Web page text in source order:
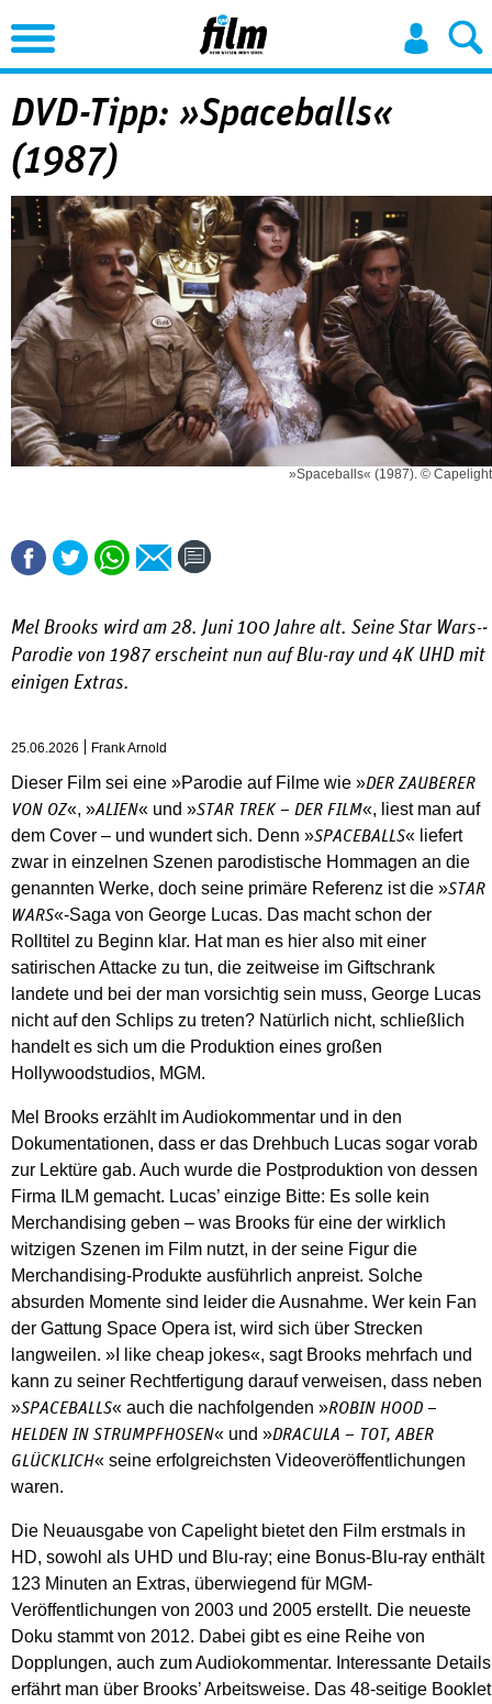
Jump to Navigation
DVD-Tipp: »Spaceballs«
(1987)
»Spaceballs« (1987). © Capelight
Mel Brooks wird am 28. Juni 100 Jahre alt. Seine Star Wars-­
Parodie von 1987 erscheint nun auf Blu-ray und 4K UHD mit
einigen Extras.
25.06.2026 Frank Arnold
Dieser Film sei eine »Pa­rodie auf Filme wie »DER ZAUBERER
VON OZ«, ­»ALIEN« und »STAR TREK – DER FILM«, liest man auf
dem Cover – und wundert sich. Denn »SPACEBALLS« liefert
zwar in einzelnen Szenen parodistische Hommagen an die
genannten Werke, doch seine primäre Referenz ist die »STAR
WARS«-Saga von George Lucas. Das macht schon der
Rolltitel zu Beginn klar. Hat man es hier also mit einer
satirischen Attacke zu tun, die zeitweise im Giftschrank
landete und bei der man vorsichtig sein muss, ­George Lucas
nicht auf den Schlips zu treten? Natürlich nicht, schließlich
handelt es sich um die Produktion eines großen
Hollywoodstudios, MGM.
Mel Brooks erzählt im Audiokommentar und in den
Dokumentationen, dass er das Drehbuch Lucas sogar vorab
zur Lektüre gab. Auch wurde die Postproduktion von dessen
Firma ILM gemacht. Lucas’ einzige Bitte: Es solle kein
Merchandising geben – was Brooks für eine der wirklich
witzigen Szenen im Film nutzt, in der seine Figur die
Merchandising-Produkte ausführlich anpreist. Solche
absurden Momente sind leider die Ausnahme. Wer kein Fan
der Gattung Space Opera ist, wird sich über Strecken
langweilen. »I like cheap jokes«, sagt Brooks mehrfach und
kann zu seiner Rechtfertigung darauf verweisen, dass neben
»SPACEBALLS« auch die nachfolgenden »ROBIN HOOD –
HELDEN IN STRUMPFHOSEN« und »DRACULA – TOT, ABER
GLÜCKLICH« seine erfolgreichsten Videoveröffentlichungen
waren.
Die Neuausgabe von Capelight bietet den Film erstmals in
HD, sowohl als UHD und Blu-ray; eine Bonus-Blu-ray enthält
123 Minuten an Extras, überwiegend für MGM-
Veröffentlichungen von 2003 und 2005 erstellt. Die neueste
Doku stammt von 2012. Dabei gibt es eine Reihe von
Dopplungen, auch zum Audiokommentar. Interessante Details
erfährt man über Brooks’ Arbeitsweise. Das 48-seitige Booklet